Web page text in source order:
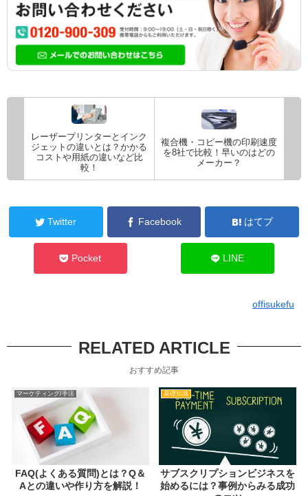
レーザープリンターとインク
ジェットの違いとは？かかる
コストや用紙の違いなど比
較！
複合機・コピー機の印刷速度
を8社で比較！早いのはどの
メーカー？
Twitter Facebook はてブ
Pocket LINE
offisukefu
RELATED ARTICLE
おすすめ記事
マーケティング/手法
FAQ(よくある質問)とは？Q＆
Aとの違いや作り方を解説！
基礎知識
サブスクリプションビジネスを
始めるには？事例からみる成功